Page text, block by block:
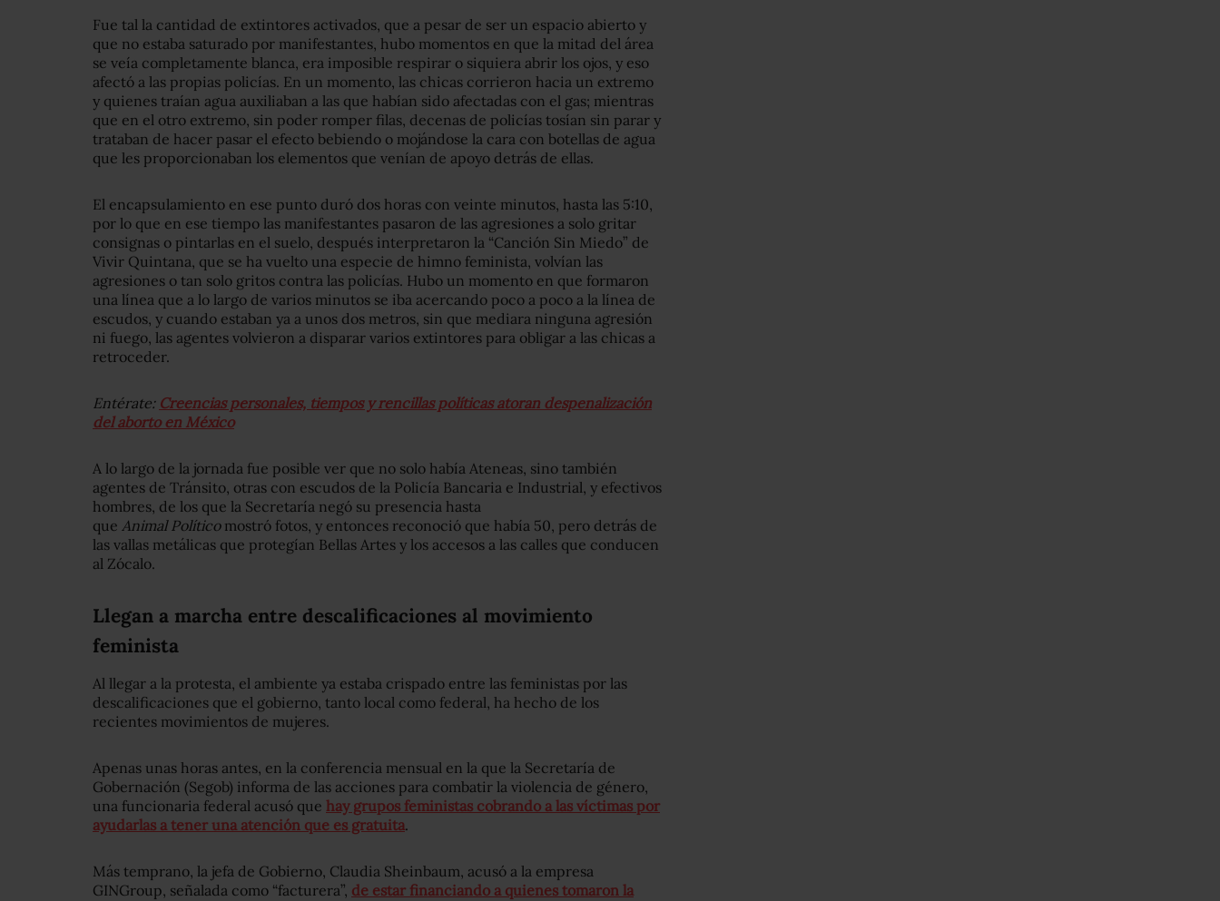
Fue tal la cantidad de extintores activados, que a pesar de ser un espacio abierto y
que no estaba saturado por manifestantes, hubo momentos en que la mitad del área
se veía completamente blanca, era imposible respirar o siquiera abrir los ojos, y eso
afectó a las propias policías. En un momento, las chicas corrieron hacia un extremo
y quienes traían agua auxiliaban a las que habían sido afectadas con el gas; mientras
que en el otro extremo, sin poder romper filas, decenas de policías tosían sin parar y
trataban de hacer pasar el efecto bebiendo o mojándose la cara con botellas de agua
que les proporcionaban los elementos que venían de apoyo detrás de ellas.
El encapsulamiento en ese punto duró dos horas con veinte minutos, hasta las 5:10,
por lo que en ese tiempo las manifestantes pasaron de las agresiones a solo gritar
consignas o pintarlas en el suelo, después interpretaron la “Canción Sin Miedo” de
Vivir Quintana, que se ha vuelto una especie de himno feminista, volvían las
agresiones o tan solo gritos contra las policías. Hubo un momento en que formaron
una línea que a lo largo de varios minutos se iba acercando poco a poco a la línea de
escudos, y cuando estaban ya a unos dos metros, sin que mediara ninguna agresión
ni fuego, las agentes volvieron a disparar varios extintores para obligar a las chicas a
retroceder.
Entérate: Creencias personales, tiempos y rencillas políticas atoran despenalización
del aborto en México
A lo largo de la jornada fue posible ver que no solo había Ateneas, sino también
agentes de Tránsito, otras con escudos de la Policía Bancaria e Industrial, y efectivos
hombres, de los que la Secretaría negó su presencia hasta
que Animal Políticomostró fotos, y entonces reconoció que había 50, pero detrás de
las vallas metálicas que protegían Bellas Artes y los accesos a las calles que conducen
al Zócalo.
Llegan a marcha entre descalificaciones al movimiento
feminista
Al llegar a la protesta, el ambiente ya estaba crispado entre las feministas por las
descalificaciones que el gobierno, tanto local como federal, ha hecho de los
recientes movimientos de mujeres.
Apenas unas horas antes, en la conferencia mensual en la que la Secretaría de
Gobernación (Segob) informa de las acciones para combatir la violencia de género,
una funcionaria federal acusó que hay grupos feministas cobrando a las víctimas por
ayudarlas a tener una atención que es gratuita.
Más temprano, la jefa de Gobierno, Claudia Sheinbaum, acusó a la empresa
GINGroup, señalada como “facturera”, de estar financiando a quienes tomaron la